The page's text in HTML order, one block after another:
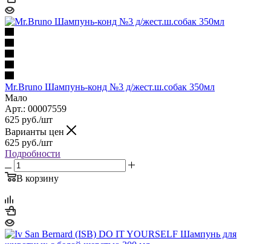
Mr.Bruno Шампунь-конд №3 д/жест.ш.собак 350мл
Мало
Арт.: 00007559
625 руб./шт
Варианты цен
625 руб./шт
Подробности
В корзину